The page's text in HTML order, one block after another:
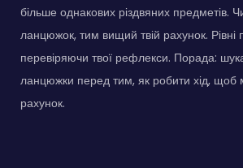
більше однакових різдвяних предметів.
ланцюжок, тим вищий твій рахунок.
перевіряючи твої рефлекси. Порада:
ланцюжки перед тим, як робити хід, щоб
рахунок.